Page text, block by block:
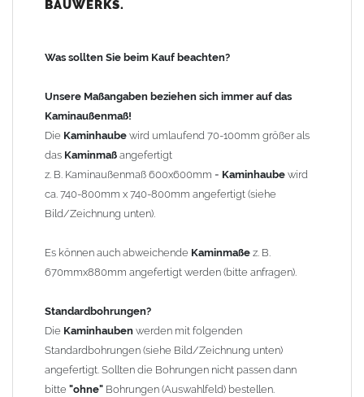
100mm
120mm
140mm
Andere Bohrmaße sind auf Anfrage möglich (Aufpreis
Sonderbohrung 55,99 EUR).
Befestigung/Stützen
Kaminhaubewird inkl. EdelstahlBefestigungsmaterial
geliefert. Die Standardflachstützen sind aus
beträgt ca. 25cm bis 30cm. DieKaminhaubekann mit längeren
Stützen bis Höhe 450mm geliefert werden (Aufpreis 42,89 EUR).
Kaminkopfabdeckung
Kaminhaubewirdohne Kaminkopfabdeckung
Kaminkopfabdeckungenfinden Sie unter "Kaminabdeckung
BAUWERKS.
Was sollten Sie beim Kauf beachten?
Unsere Maßangaben beziehen sich immer auf das
Kaminaußenmaß!
Die Kaminhaube wird umlaufend 70-100mm größer als
das Kaminmaß angefertigt
z. B. Kaminaußenmaß 600x600mm = Kaminhaube wird
ca. 740-800mm x 740-800mm angefertigt (siehe
Bild/Zeichnung unten).
Es können auch abweichende Kaminmaße z. B.
670mmx880mm angefertigt werden (bitte anfragen).
Standardbohrungen?
Die Kaminhauben werden mit folgenden
Standardbohrungen (siehe Bild/Zeichnung unten)
angefertigt. Sollten die Bohrungen nicht passen dann
bitte "ohne" Bohrungen (Auswahlfeld) bestellen.